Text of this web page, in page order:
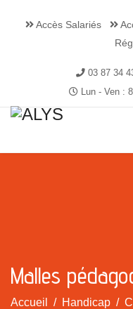
Accès Salariés
03 87 34
Lun - Ven :
Malles
Accueil Handicap